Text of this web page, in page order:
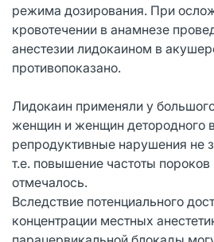
режима дозирования. При
кровотечении в анамнезе
анестезии лидокаином в
противопоказано.
Лидокаин применяли у
женщин и женщин детородного
репродуктивные нарушения не
т.е. повышение частоты пороков
отмечалось.
Вследствие потенциального
концентрации местных